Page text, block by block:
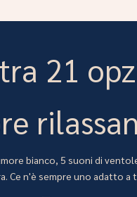
21
bianco, 5 suoni di
Ce n'è sempre uno adatto a